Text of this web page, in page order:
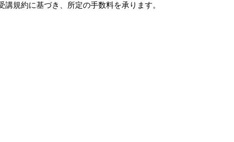
規約に基づき、所定の手数料を承ります。